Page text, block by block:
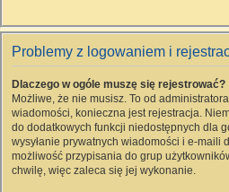
Problemy z logowaniem i
Dlaczego w ogóle muszę się rejestrować?
Możliwe, że nie musisz. To od
wiadomości, konieczna jest rejestracja.
do dodatkowych funkcji niedostępnych dla
wysyłanie prywatnych wiadomości i e-maili
możliwość przypisania do grup
chwilę, więc zaleca się jej wykonanie.